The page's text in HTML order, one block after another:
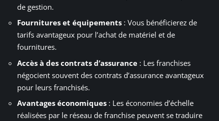
de gestion.
Fournitures et équipements : Vous bénéficierez de
tarifs avantageux pour l’achat de matériel et de
fournitures.
Accès à des contrats d’assurance : Les franchises
négocient souvent des contrats d’assurance avantageux
pour leurs franchisés.
Avantages économiques : Les économies d’échelle
réalisées par le réseau de franchise peuvent se traduire